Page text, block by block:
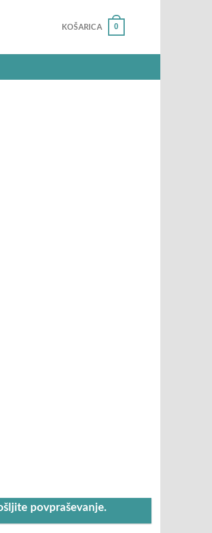
KOŠARICA 0
povpraševanje.